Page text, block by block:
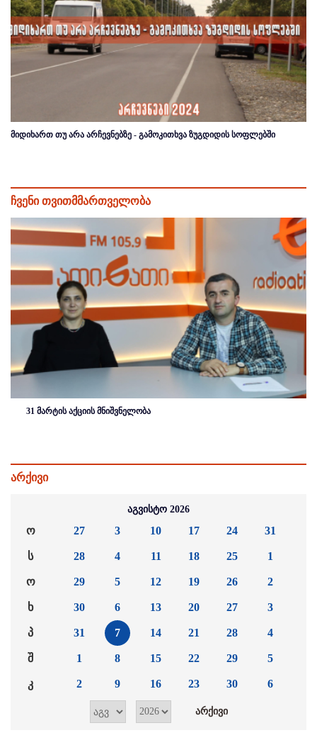
მიდიხართ თუ არა არჩევნებზე - გამოკითხვა ზუგდიდის სოფლებში
ჩვენი თვითმმართველობა
31 მარტის აქციის მნიშვნელობა
არქივი
აგვისტო 2026
ო
ს
ო
ხ
პ
შ
კ
27
28
29
30
31
1
2
3
4
5
6
7
8
9
10
11
12
13
14
15
16
17
18
19
20
21
22
23
24
25
26
27
28
29
30
31
1
2
3
4
5
6